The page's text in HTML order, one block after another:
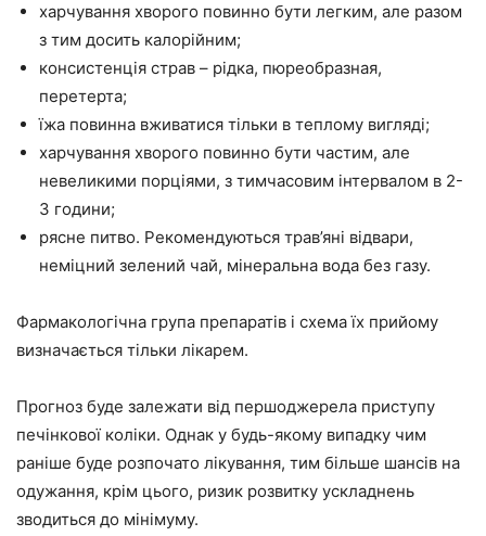
харчування хворого повинно бути легким, але разом
з тим досить калорійним;
консистенція страв – рідка, пюреобразная,
перетерта;
їжа повинна вживатися тільки в теплому вигляді;
харчування хворого повинно бути частим, але
невеликими порціями, з тимчасовим інтервалом в 2-
3 години;
рясне питво. Рекомендуються трав’яні відвари,
неміцний зелений чай, мінеральна вода без газу.
Фармакологічна група препаратів і схема їх прийому
визначається тільки лікарем.
Прогноз буде залежати від першоджерела приступу
печінкової коліки. Однак у будь-якому випадку чим
раніше буде розпочато лікування, тим більше шансів на
одужання, крім цього, ризик розвитку ускладнень
зводиться до мінімуму.